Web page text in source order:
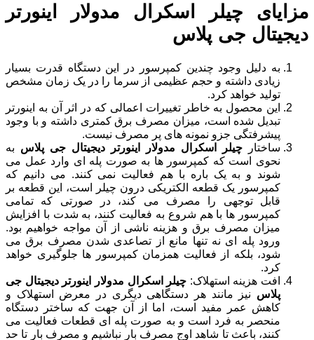
مزایای چیلر اسکرال مدولار اینورتر
دیجیتال جی پلاس
به دلیل وجود چندین کمپرسور در این دستگاه قدرت بسیار
زیادی داشته و حجم عظیمی از سرما را در یک زمان مشخص
تولید خواهد کرد.
این محصول به خاطر تغییرات اعمالی که در اثر آن به اینورتر
تبدیل شده است، میزان مصرف برق کمتری داشته و با وجود
پیشرفتگی جزو نمونه های پر مصرف نیست.
ساختار چیلر اسکرال مدولار اینورتر دیجیتال جی پلاس به
نحوی است که کمپرسور ها به صورت پله ای وارد عمل می
شوند و به یک باره با هم فعالیت نمی کنند. می دانیم که
کمپرسور یک قطعه الکتریکی درون چیلر است، این قطعه بر
قابل توجهی را مصرف می کند، در صورتی که تمامی
کمپرسور ها با هم شروع به فعالیت کنند، به شدت با افزایش
میزان مصرف برق و هزینه ناشی از آن مواجه خواهیم بود.
ورود پله ای نه تنها مانع از تصاعدی شدن مصرف برق می
شود، بلکه از فعالیت همزمان کمپرسور ها جلوگیری خواهد
کرد.
افت هزینه استهلاک: چیلر اسکرال مدولار اینورتر دیجیتال جی
پلاس نیز مانند هر دستگاهی دیگری در معرض استهلاک و
کاهش عمر مفید است، اما از آن جهت که ساختر دستگاه
منحصر به فرد است و به صورت پله ای قطعات فعالیت می
کنند، باعث تا شاهد اوج مصرف بار نباشیم و مصرف بار تا حد